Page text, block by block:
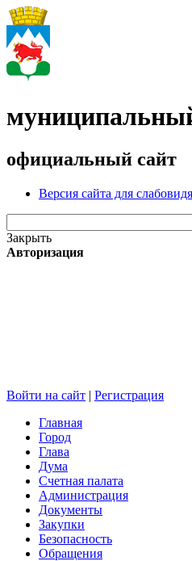
официальный сайт
Версия сайта для
Закрыть
Авторизация
Войти на сайт | Регистрация
Главная
Город
Глава
Дума
Счетная палата
Администрация
Документы
Закупки
Безопасность
Обращения